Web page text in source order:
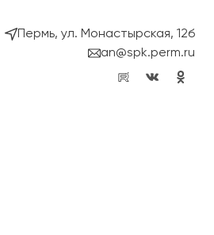
Пермь, ул. Монастырская, 12б
an@spk.perm.ru